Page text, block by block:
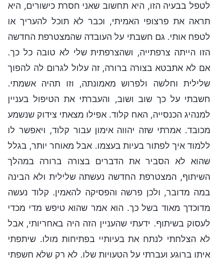
לטפל בבעיה הזו, היא תחשוב שאני חסרת כישורים, היא
תראה את פרצופי האמיתי, וכבר לא תוכל להעריך או
לטפח אותי. גם חשבתי על העובדה שהמצטרפת החדשה
הזו הייתה צרפתייה, ושהצרפתית שלי לא טובה כל כך.
אם לא אתבטא בצורה ברורה, זה עלול לגרום לה להפוך
שלילית וחלשה ולפרוש מאמונתה, וזו תהיה אשמתי.
חשבתי על כך שוב ושוב, והעברתי את הטיפול בעניין
למנהיג הכנסייה, האח קלוד. אפילו מצאתי צידוק שנשמע
מכובד. אמרתי שזה יהווה אימון עבור קלוד, ויאפשר לו
ללמוד איך לפתור בעיות בעצמו. אבל מאוחר יותר, בגלל
שהוא לא הסביר את הדברים בצורה ברורה במהלך
השיתוף, המצטרפת החדשה נעשתה שלילית ולא הבינה
במה מדובר, ולכן פרשה והפסיקה להאמין. קלוד נעשה
מדוכדך מאוד בשל כך. הוא אמר שהוא טיפש מדי מכדי
לעסוק בשיתוף. ידעתי שהעניין הזה היה באחריותי, אבל
לא הצלחתי לנתח את בעיותיי בפתיחות מולו. שיתפתי
איתו ברוגע ועברתי על הטעויות שלו. לא רק שלא חשפתי